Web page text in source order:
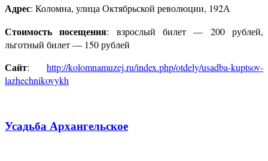
Адрес: Коломна, улица Октябрьской революции, 192А
Стоимость посещения: взрослый билет — 200 рублей,
льготный билет — 150 рублей
Сайт: http://kolomnamuzej.ru/index.php/otdely/usadba-kuptsov-
lazhechnikovykh
Усадьба Архангельское